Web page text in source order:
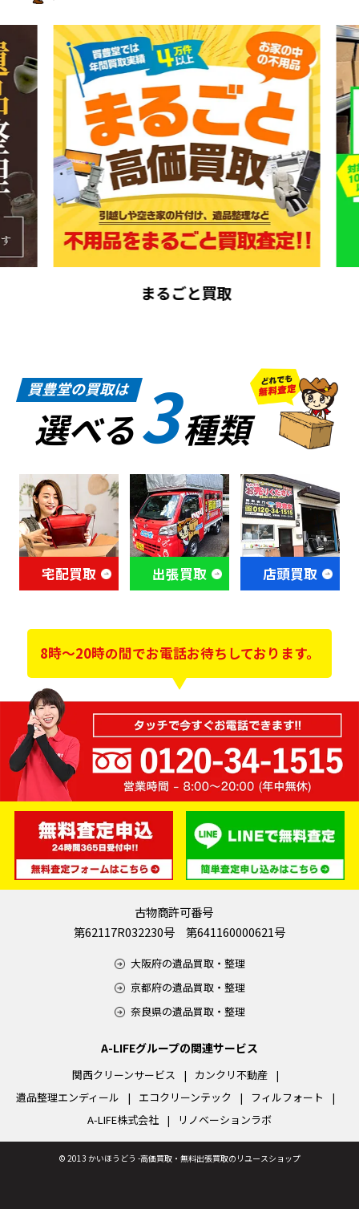
まるごと買取
買豊堂の買取は
選べる3種類
宅配買取 出張買取 店頭買取
8時～20時の間でお電話お待ちしております。
古物商許可番号
第62117R032230号 第641160000621号
大阪府の遺品買取・整理
京都府の遺品買取・整理
奈良県の遺品買取・整理
A-LIFEグループの関連サービス
関西クリーンサービス
カンクリ不動産
遺品整理エンディール
エコクリーンテック
フィルフォート
A-LIFE株式会社
リノベーションラボ
© 2013 かいほうどう -高価買取・無料出張買取のリユースショップ